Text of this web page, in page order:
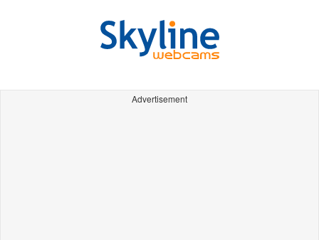
Advertisement